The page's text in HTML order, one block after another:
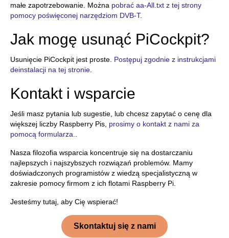
małe zapotrzebowanie. Można pobrać aa-All.txt z tej strony
pomocy poświęconej narzędziom DVB-T.
Jak mogę usunąć PiCockpit?
Usunięcie PiCockpit jest proste. Postępuj zgodnie z instrukcjami
deinstalacji na tej stronie
Kontakt i wsparcie
Jeśli masz pytania lub sugestie, lub chcesz zapytać o cenę dla
większej liczby Raspberry Pis, prosimy o kontakt z nami za
pomocą formularza.
Nasza filozofia wsparcia koncentruje się na dostarczaniu
najlepszych i najszybszych rozwiązań problemów. Mamy
doświadczonych programistów z wiedzą specjalistyczną w
zakresie pomocy firmom z ich flotami Raspberry Pi.
Jesteśmy tutaj, aby Cię wspierać!
Skontaktuj się z nami